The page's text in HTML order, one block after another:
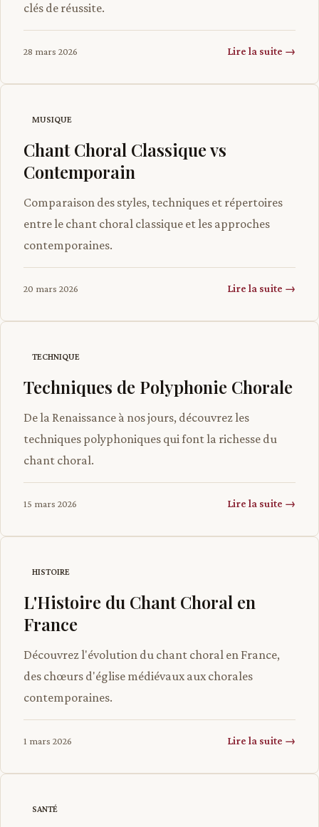
clés de réussite.
28 mars 2026 Lire la suite →
MUSIQUE
Chant Choral Classique vs
Contemporain
Comparaison des styles, techniques et répertoires
entre le chant choral classique et les approches
contemporaines.
20 mars 2026 Lire la suite →
TECHNIQUE
Techniques de Polyphonie Chorale
De la Renaissance à nos jours, découvrez les
techniques polyphoniques qui font la richesse du
chant choral.
15 mars 2026 Lire la suite →
HISTOIRE
L'Histoire du Chant Choral en
France
Découvrez l'évolution du chant choral en France,
des chœurs d'église médiévaux aux chorales
contemporaines.
1 mars 2026 Lire la suite →
SANTÉ